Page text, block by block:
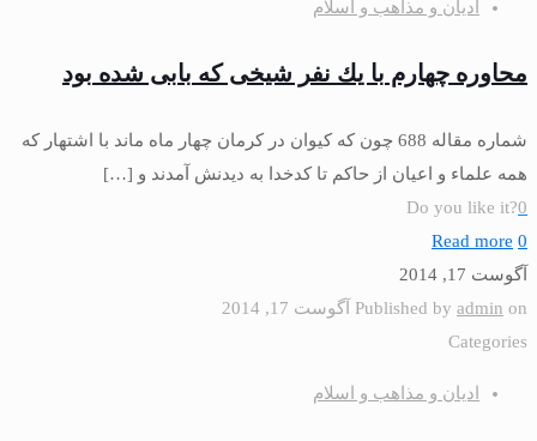
ادیان و مذاهب و اسلام
محاوره چهارم با يك نفر شيخی كه بابی شده بود
شماره مقاله 688 چون كه كيوان در كرمان چهار ماه ماند با اشتهار كه
همه علماء و اعيان از حاكم تا كدخدا به ديدنش آمدند و […]
Do you like it?0
0
Read more
آگوست 17, 2014
Published by admin on
آگوست 17, 2014
Categories
ادیان و مذاهب و اسلام